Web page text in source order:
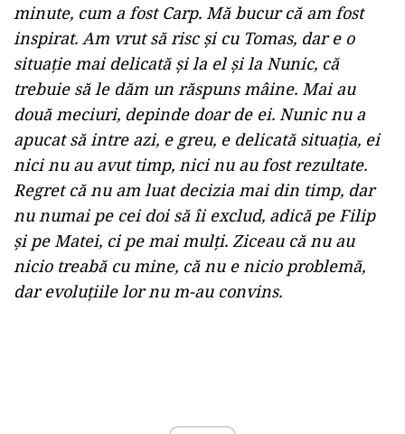
minute, cum a fost Carp. Mă bucur că am fost
inspirat. Am vrut să risc și cu Tomas, dar e o
situație mai delicată și la el și la Nunic, că
trebuie să le dăm un răspuns mâine. Mai au
două meciuri, depinde doar de ei. Nunic nu a
apucat să intre azi, e greu, e delicată situația, ei
nici nu au avut timp, nici nu au fost rezultate.
Regret că nu am luat decizia mai din timp, dar
nu numai pe cei doi să îi exclud, adică pe Filip
și pe Matei, ci pe mai mulți. Ziceau că nu au
nicio treabă cu mine, că nu e nicio problemă,
dar evoluțiile lor nu m-au convins.